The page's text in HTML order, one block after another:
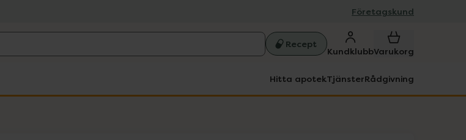
Företagskund
Recept
KundklubbVarukorg
Hitta apotekTjänsterRådgivning